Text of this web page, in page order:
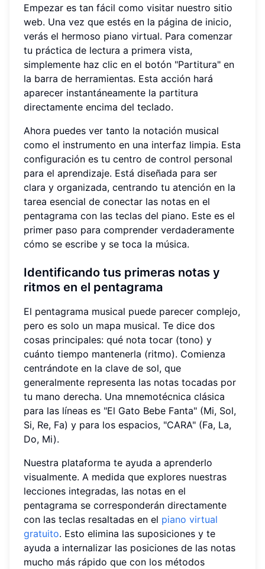
Empezar es tan fácil como visitar nuestro sitio
web. Una vez que estés en la página de inicio,
verás el hermoso piano virtual. Para comenzar
tu práctica de lectura a primera vista,
simplemente haz clic en el botón "Partitura" en
la barra de herramientas. Esta acción hará
aparecer instantáneamente la partitura
directamente encima del teclado.
Ahora puedes ver tanto la notación musical
como el instrumento en una interfaz limpia. Esta
configuración es tu centro de control personal
para el aprendizaje. Está diseñada para ser
clara y organizada, centrando tu atención en la
tarea esencial de conectar las notas en el
pentagrama con las teclas del piano. Este es el
primer paso para comprender verdaderamente
cómo se escribe y se toca la música.
Identificando tus primeras notas y
ritmos en el pentagrama
El pentagrama musical puede parecer complejo,
pero es solo un mapa musical. Te dice dos
cosas principales: qué nota tocar (tono) y
cuánto tiempo mantenerla (ritmo). Comienza
centrándote en la clave de sol, que
generalmente representa las notas tocadas por
tu mano derecha. Una mnemotécnica clásica
para las líneas es "El Gato Bebe Fanta" (Mi, Sol,
Si, Re, Fa) y para los espacios, "CARA" (Fa, La,
Do, Mi).
Nuestra plataforma te ayuda a aprenderlo
visualmente. A medida que explores nuestras
lecciones integradas, las notas en el
pentagrama se corresponderán directamente
con las teclas resaltadas en el piano virtual
gratuito. Esto elimina las suposiciones y te
ayuda a internalizar las posiciones de las notas
mucho más rápido que con los métodos